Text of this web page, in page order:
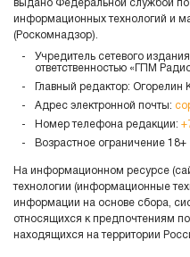
выдано Федеральной службой по
информационных технологий и
(Роскомнадзор).
Учредитель сетевого
ответственностью «ГПМ
Главный редактор: Огорелин
Адрес электронной почты:
Номер телефона редакции:
Возрастное ограничение 18+
На информационном ресурсе
технологии (информационные
информации на основе сбора,
относящихся к предпочтениям
находящихся на территории